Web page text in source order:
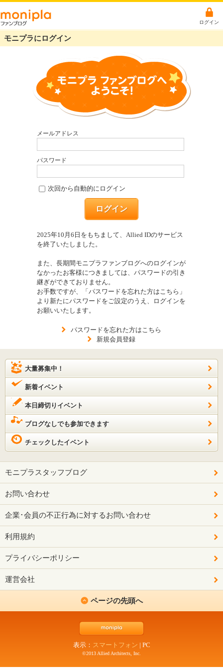
ログイン
モニプラにログイン
メールアドレス
パスワード
次回から自動的にログイン
ログイン
2025年10月6日をもちまして、Allied IDのサービス
を終了いたしました。
また、長期間モニプラファンブログへのログインが
なかったお客様につきましては、パスワードの引き
継ぎができておりません。
お手数ですが、「パスワードを忘れた方はこちら」
より新たにパスワードをご設定のうえ、ログインを
お願いいたします。
パスワードを忘れた方はこちら
新規会員登録
大量募集中！
新着イベント
本日締切りイベント
ブログなしでも参加できます
チェックしたイベント
モニプラスタッフブログ
お問い合わせ
企業･会員の不正行為に対するお問い合わせ
利用規約
プライバシーポリシー
運営会社
ページの先頭へ
表示： スマートフォン | PC
©2013 Allied Architects, Inc.